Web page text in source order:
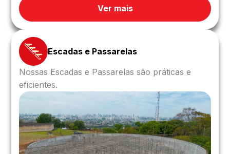
Ver mais
Escadas e Passarelas
Nossas Escadas e Passarelas são práticas e
eficientes.